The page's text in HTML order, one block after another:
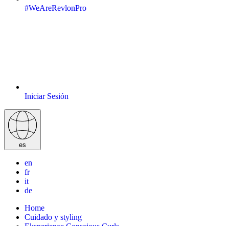
#WeAreRevlonPro
Iniciar Sesión
es
en
fr
it
de
Home
Cuidado y styling